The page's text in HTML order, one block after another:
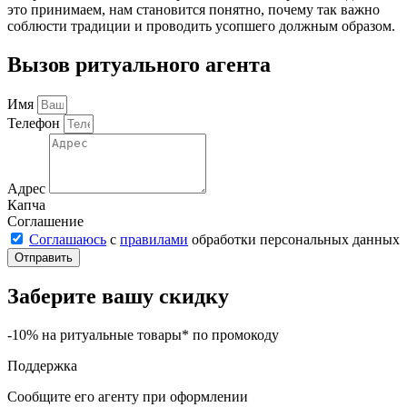
это принимаем, нам становится понятно, почему так важно
соблюсти традиции и проводить усопшего должным образом.
Вызов ритуального агента
Имя
Телефон
Адрес
Капча
Соглашение
Соглашаюсь с правилами обработки персональных данных
Отправить
Заберите вашу скидку
-10% на ритуальные товары* по промокоду
Поддержка
Сообщите его агенту при оформлении